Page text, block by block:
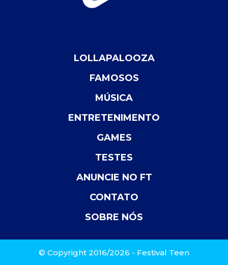
LOLLAPALOOZA
FAMOSOS
MÚSICA
ENTRETENIMENTO
GAMES
TESTES
ANUNCIE NO FT
CONTATO
SOBRE NÓS
© Copyright 2016/2026 - Festival Teen